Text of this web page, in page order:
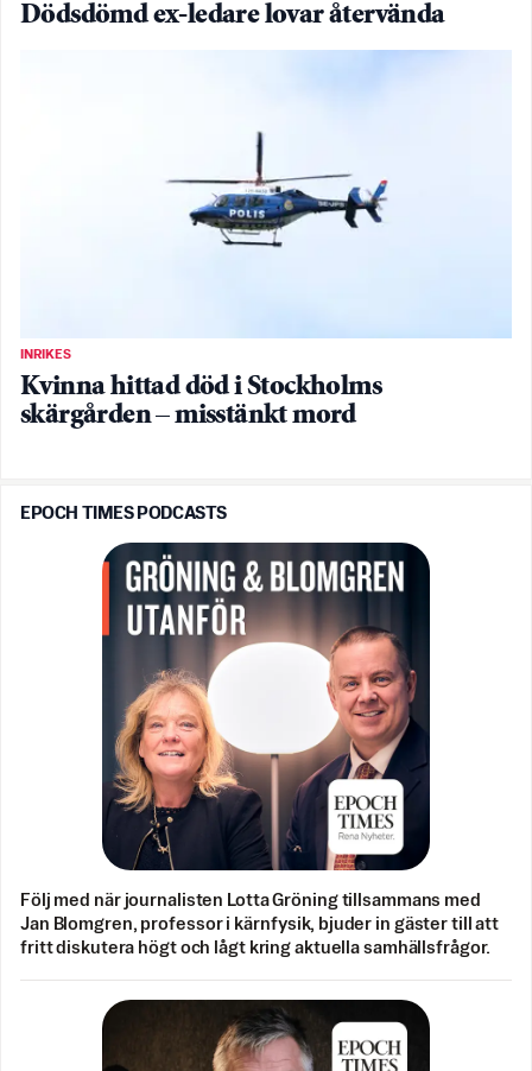
Dödsdömd ex-ledare lovar återvända
INRIKES
Kvinna hittad död i Stockholms
skärgården – misstänkt mord
EPOCH TIMES PODCASTS
Följ med när journalisten Lotta Gröning tillsammans med
Jan Blomgren, professor i kärnfysik, bjuder in gäster till att
fritt diskutera högt och lågt kring aktuella samhällsfrågor.